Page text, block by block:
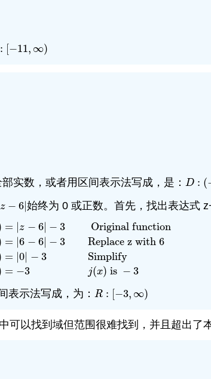
: −11, ∞)
[ 11,∞ )
实数，或者用区间表示法写成，是： D : (
D: (−
z − 6|
z −6 | 始终为 0 或正数。首先，找出表达式
= |z − 6| − 3
= |6 − 6| − 3
= |0| − 3
= −3
Original function
Replace z with 6
Simplify
j(x) is − 3
6 | Original functionj (x )=|6− 6
表示法写成，为： R : [−3, ∞)
R: [− 3,∞ )
以找到域但范围很难找到，并且超出了